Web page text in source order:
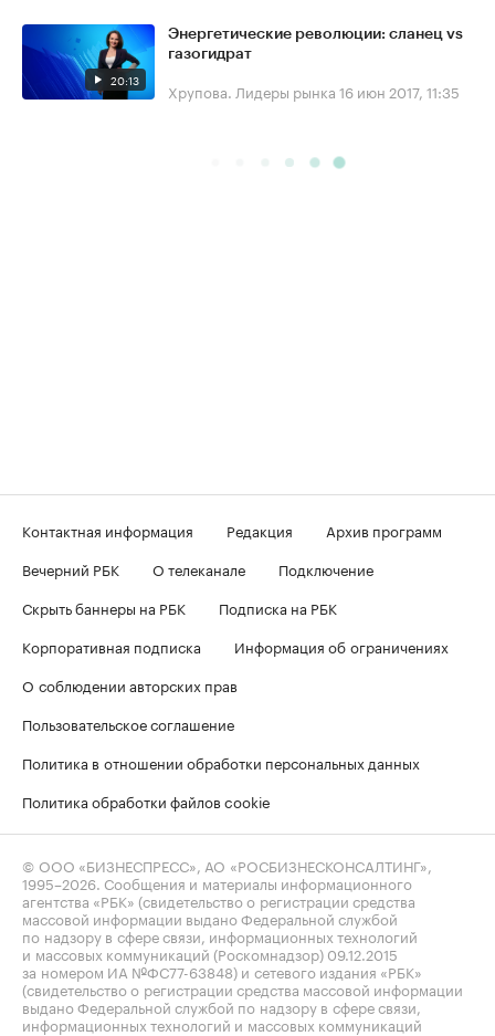
20:13
Энергетические революции: сланец vs
газогидрат
Хрупова. Лидеры рынка 16 июн 2017, 11:35
Контактная информация Редакция
Архив программ
Вечерний РБК
О телеканале
Подключение
Скрыть баннеры на РБК
Подписка на РБК
Корпоративная подписка
Информация об ограничениях
О соблюдении авторских прав
Пользовательское соглашение
Политика в отношении обработки персональных данных
Политика обработки файлов cookie
© ООО «БИЗНЕСПРЕСС», АО «РОСБИЗНЕСКОНСАЛТИНГ»,
1995–2026. Сообщения и материалы информационного
агентства «РБК» (свидетельство о регистрации средства
массовой информации выдано Федеральной службой
по надзору в сфере связи, информационных технологий
и массовых коммуникаций (Роскомнадзор) 09.12.2015
за номером ИА №ФС77-63848) и сетевого издания «РБК»
(свидетельство о регистрации средства массовой информации
выдано Федеральной службой по надзору в сфере связи,
информационных технологий и массовых коммуникаций